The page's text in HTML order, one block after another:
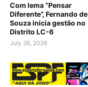
Com lema “Pensar
Diferente”, Fernando de
Souza inicia gestão no
Distrito LC-6
July 26, 2026